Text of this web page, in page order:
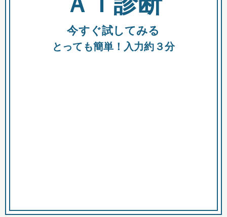
今すぐ試してみる
とっても簡単！入力約３分